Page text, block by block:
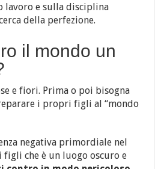
lavoro e sulla disciplina
della perfezione.
il mondo un
e fiori. Prima o poi bisogna
i propri figli al “mondo
negativa primordiale nel
figli che è un luogo oscuro e